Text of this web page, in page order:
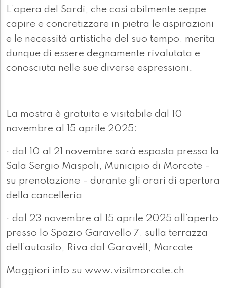
L’opera del Sardi, che così abilmente seppe
capire e concretizzare in pietra le aspirazioni
e le necessità artistiche del suo tempo, merita
dunque di essere degnamente rivalutata e
conosciuta nelle sue diverse espressioni.
La mostra è gratuita e visitabile dal 10
novembre al 15 aprile 2025:
· dal 10 al 21 novembre sarà esposta presso la
Sala Sergio Maspoli, Municipio di Morcote -
su prenotazione - durante gli orari di apertura
della cancelleria
· dal 23 novembre al 15 aprile 2025 all’aperto
presso lo Spazio Garavello 7, sulla terrazza
dell’autosilo, Riva dal Garavéll, Morcote
Maggiori info su www.visitmorcote.ch